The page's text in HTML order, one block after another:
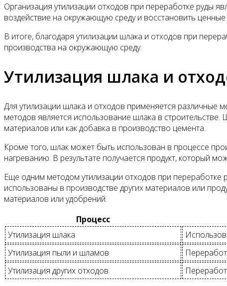
Организация утилизации отходов при переработке руды
воздействие на окружающую среду и восстановить ценные
В итоге, благодаря утилизации шлака и отходов при
производства на окружающую среду.
Утилизация шлака и
Для утилизации шлака и отходов применяется различные
методов является использование шлака в
материалов или как добавка в производство цемента.
Кроме того, шлак может быть использован в процессе
нагреванию. В результате получается продукт, который
Еще одним методом утилизации отходов при
использованы в производстве других материалов или
материалов или удобрений.
Процесс
Утилизация шлака
Утилизация пыли и шламов
Утилизация других отходов